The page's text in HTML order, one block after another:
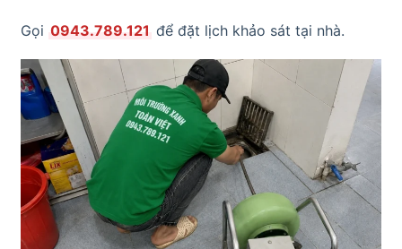
Gọi 0943.789.121 để đặt lịch khảo sát tại nhà.